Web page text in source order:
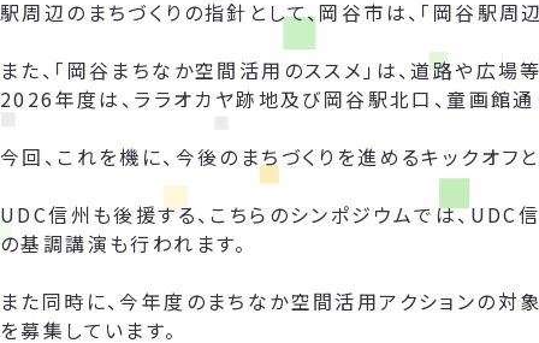
駅周辺のまちづくりの指針として、岡谷市は、「岡谷駅周
また、「岡谷まちなか空間活用のススメ」は、道路や広
2026年度は、ララオカヤ跡地及び岡谷駅北口、童画館通
今回、これを機に、今後のまちづくりを進めるキックオフ
UDC信州も後援する、こちらのシンポジウムでは、
の基調講演も行われます。
また同時に、今年度のまちなか空間活用アクションの対
を募集しています。